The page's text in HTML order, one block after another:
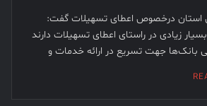
استان درخصوص اعطای تسهیلات گفت:
زیادی در راستای اعطای تسهیلات دارند
بانک‌ها جهت تسریع در ارائه خدمات و